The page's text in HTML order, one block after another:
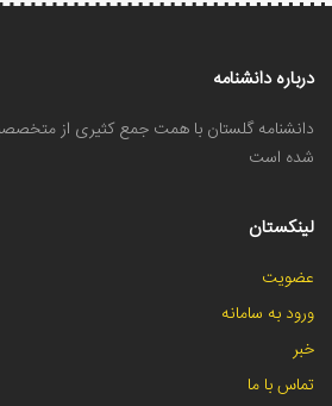
درباره دانشنامه
دانشنامه گلستان با همت جمع کثیری از
شده است
لینکستان
عضویت
ورود به سامانه
خبر
تماس با ما